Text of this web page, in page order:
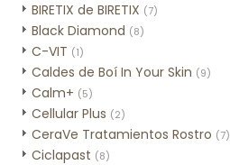
BIRETIX de BIRETIX (7)
Black Diamond (8)
C-VIT (1)
Caldes de Boí In Your Skin (9)
Calm+ (5)
Cellular Plus (2)
CeraVe Tratamientos Rostro (7)
Ciclapast (8)